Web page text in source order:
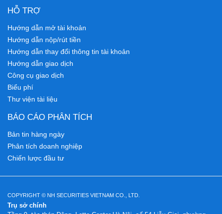
HỖ TRỢ
Hướng dẫn mở tài khoản
Hướng dẫn nộp/rút tiền
Hướng dẫn thay đổi thông tin tài khoản
Hướng dẫn giao dịch
Công cụ giao dịch
Biểu phí
Thư viện tài liệu
BÁO CÁO PHÂN TÍCH
Bản tin hàng ngày
Phân tích doanh nghiệp
Chiến lược đầu tư
COPYRIGHT © NH SECURITIES VIETNAM CO., LTD.
Trụ sở chính